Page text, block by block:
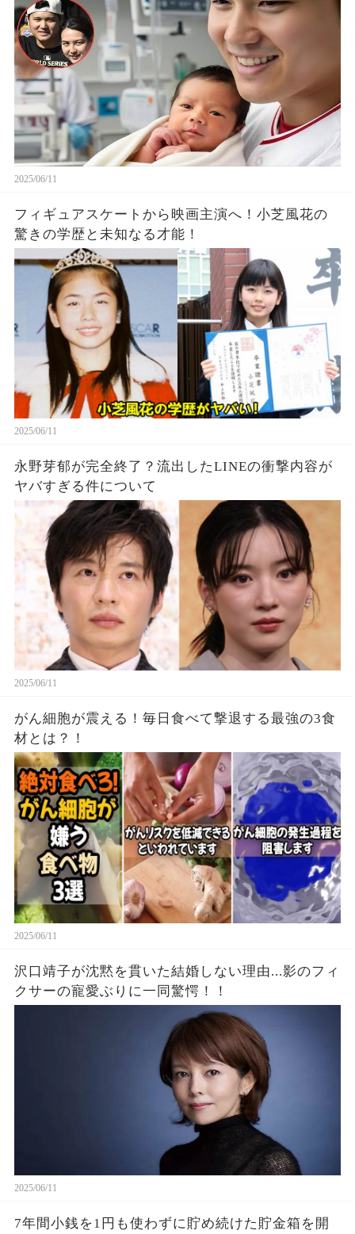
2025/06/11
フィギュアスケートから映画主演へ！小芝風花の
驚きの学歴と未知なる才能！
2025/06/11
永野芽郁が完全終了？流出したLINEの衝撃内容が
ヤバすぎる件について
2025/06/11
がん細胞が震える！毎日食べて撃退する最強の3食
材とは？！
2025/06/11
沢口靖子が沈黙を貫いた結婚しない理由...影のフィ
クサーの寵愛ぶりに一同驚愕！！
2025/06/11
7年間小銭を1円も使わずに貯め続けた貯金箱を開